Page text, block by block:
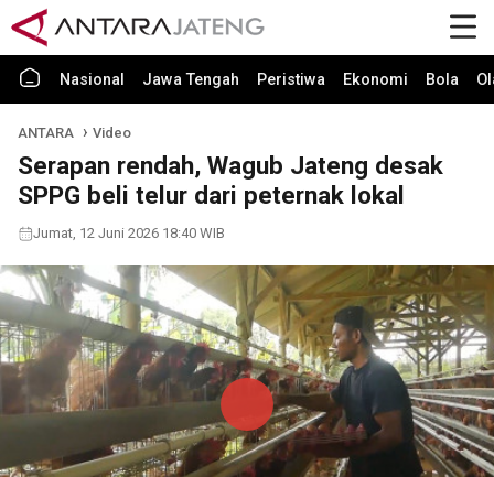
Nasional Jawa Tengah Peristiwa Ekonomi Bola
ANTARA Video
Serapan rendah, Wagub Jateng desak
SPPG beli telur dari peternak lokal
Jumat, 12 Juni 2026 18:40 WIB
Play